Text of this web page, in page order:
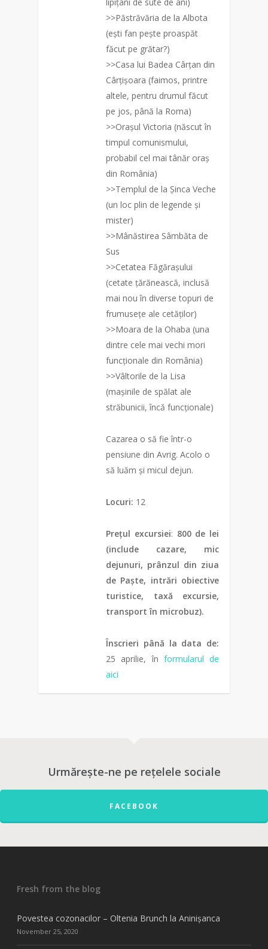
>>Păstrăvăria de la Albota
(ești fan pește proaspăt
făcut pe grătar?)
>>Casa lui Badea Cârțan din
Cârțișoara (faimos, printre
altele, pentru drumul făcut
pe jos, până la Roma)
>>Orașul Victoria (născut în
timpul comunismului,
probabil cel mai tânăr oraș
din România)
>>Templul de la Șinca Veche
(un loc plin de legende și
mister)
>>Mânăstirea Sâmbăta de
Sus
>>Cetatea Făgărașului
(cetate țărănească, inclusă
mai nou în diverse topuri de
frumusețe ale cetăților)
>>Moara de la Ohaba (una
dintre cele mai vechi mori
funcționale din România)
>>Vâltorile de la Lisa
(mașinile de spălat ale
străbunicii, încă funcționale)
Cazarea o să fie într-o
pensiune din Avrig. Acolo o
să luăm și micul dejun.
Locuri: 12
Prețul excursiei: 800 de lei
(include cazare, mic
dejunuri, prânzul din ziua
de Paște, intrări obiective
turistice, taxă excursie,
transport în microbuz).
Înscrieri până la data de:
25 aprilie, în formularul de
aici
Urmărește-ne pe rețelele sociale
FACEBOOK
Fresh from the blog
Povestea cozonacilor – Oltenia Brunch la Aninișanca
November 25, 2020